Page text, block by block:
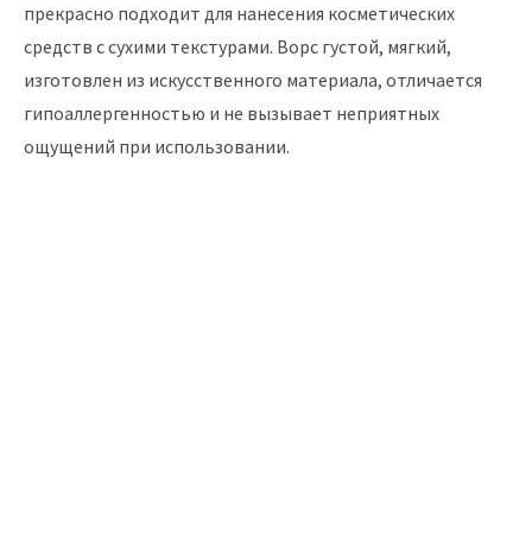
прекрасно подходит для нанесения косметических
средств с сухими текстурами. Ворс густой, мягкий,
изготовлен из искусственного материала, отличается
гипоаллергенностью и не вызывает неприятных
ощущений при использовании.